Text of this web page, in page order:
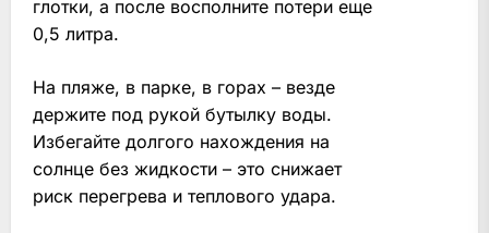
глотки, а после восполните потери еще
0,5 литра.
На пляже, в парке, в горах – везде
держите под рукой бутылку воды.
Избегайте долгого нахождения на
солнце без жидкости – это снижает
риск перегрева и теплового удара.